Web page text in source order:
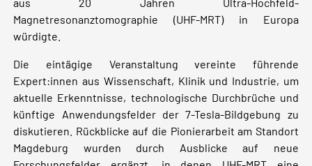
aus 20 Jahren Ultra-Hochfeld-
Magnetresonanztomographie (UHF-MRT) in Europa
würdigte.
Die eintägige Veranstaltung vereinte führende
Expert:innen aus Wissenschaft, Klinik und Industrie, um
aktuelle Erkenntnisse, technologische Durchbrüche und
künftige Anwendungsfelder der 7-Tesla-Bildgebung zu
diskutieren. Rückblicke auf die Pionierarbeit am Standort
Magdeburg wurden durch Ausblicke auf neue